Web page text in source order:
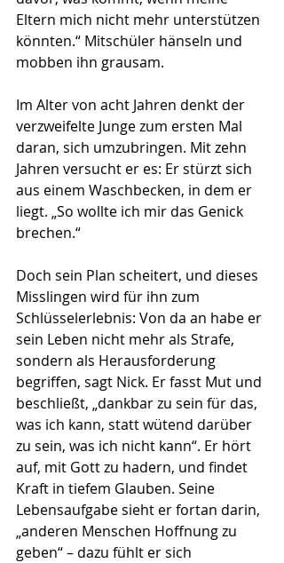
Eltern mich nicht mehr unterstützen
könnten.“ Mitschüler hänseln und
mobben ihn grausam.
Im Alter von acht Jahren denkt der
verzweifelte Junge zum ersten Mal
daran, sich umzubringen. Mit zehn
Jahren versucht er es: Er stürzt sich
aus einem Waschbecken, in dem er
liegt. „So wollte ich mir das Genick
brechen.“
Doch sein Plan scheitert, und dieses
Misslingen wird für ihn zum
Schlüsselerlebnis: Von da an habe er
sein Leben nicht mehr als Strafe,
sondern als Heraus­forderung
begriffen, sagt Nick. Er fasst Mut und
beschließt, „dankbar zu sein für das,
was ich kann, statt wütend darüber
zu sein, was ich nicht kann“. Er hört
auf, mit Gott zu hadern, und findet
Kraft in tiefem Glauben. Seine
Lebensauf­gabe sieht er fortan darin,
„anderen Menschen Hoffnung zu
geben“ – dazu fühlt er sich